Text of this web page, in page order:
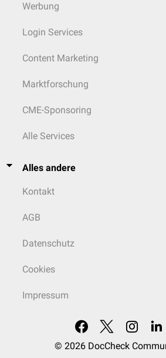
Werbung
Login Services
Content Marketing
Marktforschung
CME-Sponsoring
Alle Services
Alles andere
Kontakt
AGB
Datenschutz
Cookies
Impressum
© 2026 DocCheck